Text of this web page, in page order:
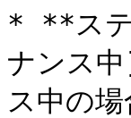
* **ス
ナンス
ス中の